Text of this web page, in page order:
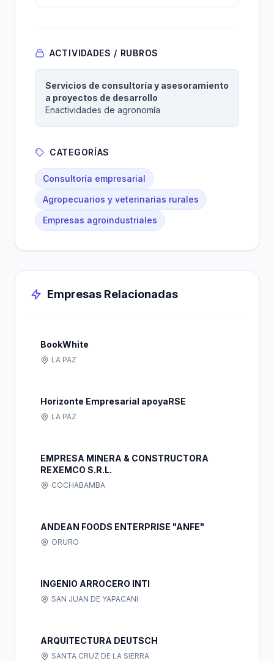
ACTIVIDADES / RUBROS
Servicios de consultoría y asesoramiento
a proyectos de desarrollo
Enactividades de agronomía
CATEGORÍAS
Consultoría empresarial
Agropecuarios y veterinarias rurales
Empresas agroindustriales
Empresas Relacionadas
BookWhite
LA PAZ
Horizonte Empresarial apoyaRSE
LA PAZ
EMPRESA MINERA & CONSTRUCTORA
REXEMCO S.R.L.
COCHABAMBA
ANDEAN FOODS ENTERPRISE "ANFE"
ORURO
INGENIO ARROCERO INTI
SAN JUAN DE YAPACANI
ARQUITECTURA DEUTSCH
SANTA CRUZ DE LA SIERRA